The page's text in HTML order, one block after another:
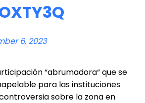
6, 2023
“abrumadora“ que se
para las instituciones
sobre la zona en